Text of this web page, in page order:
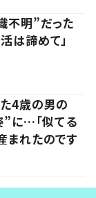
不明”だった
は諦めて」
4歳の男の
”に…「似てる
まれたのです